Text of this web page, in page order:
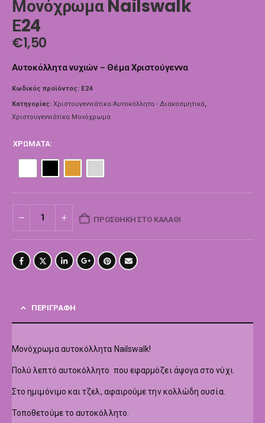
Μονόχρωμα Nailswalk
Ε24
€1,50
Αυτοκόλλητα νυχιών – Θέμα Χριστούγεννα
Κωδικός προϊόντος: Ε24
Κατηγορίες: Χριστουγεννιάτικα Αυτοκόλλητα - Διακοσμητικά
Χριστουγεννιάτικα Μονόχρωμα
ΧΡΏΜΑΤΑ
ΠΡΟΣΘΉΚΗ ΣΤΟ ΚΑΛΆΘΙ
ΠΕΡΙΓΡΑΦΉ
Μονόχρωμα αυτοκόλλητα Nailswalk!
Πολύ λεπτό αυτοκόλλητο που εφαρμόζει άψογα στο νύχι.
Στο ημιμόνιμο και τζελ, αφαιρούμε την κολλώδη ουσία.
Τοποθετούμε το αυτοκόλλητο.